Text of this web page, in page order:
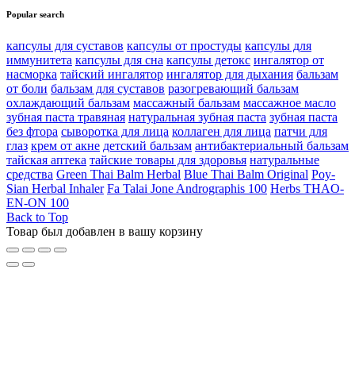
Popular search
капсулы для суставов капсулы от простуды капсулы для
иммунитета капсулы для сна капсулы детокс ингалятор от
насморка тайский ингалятор ингалятор для дыхания бальзам
от боли бальзам для суставов разогревающий бальзам
охлаждающий бальзам массажный бальзам массажное масло
зубная паста травяная натуральная зубная паста зубная паста
без фтора сыворотка для лица коллаген для лица патчи для
глаз крем от акне детский бальзам антибактериальный бальзам
тайская аптека тайские товары для здоровья натуральные
средства Green Thai Balm Herbal Blue Thai Balm Original Poy-
Sian Herbal Inhaler Fa Talai Jone Andrographis 100 Herbs THAO-
EN-ON 100
Back to Top
Товар был добавлен в вашу корзину